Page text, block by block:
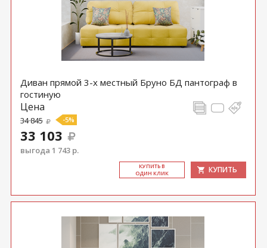
Диван прямой 3-х местный Бруно БД пантограф в
гостиную
Цена
34 845 -5%
33 103
выгода 1 743 р.
КУ­ПИТЬ В
ОДИН КЛИК
КУПИТЬ